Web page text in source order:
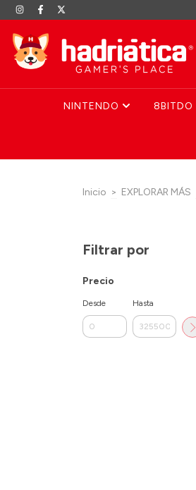
NINTENDO 8BITDO
Inicio > EXPLORAR MÁS
Filtrar por
Precio
Desde Hasta